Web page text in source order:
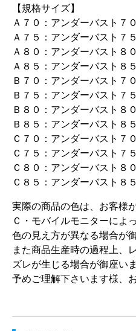
【規格サイズ】
Ａ７０：アンダーバスト７
Ａ７５：アンダーバスト７
Ａ８０：アンダーバスト８
Ａ８５：アンダーバスト８
Ｂ７０：アンダーバスト７
Ｂ７５：アンダーバスト７
Ｂ８０：アンダーバスト８
Ｂ８５：アンダーバスト８
Ｃ７０：アンダーバスト７
Ｃ７５：アンダーバスト７
Ｃ８０：アンダーバスト８
Ｃ８５：アンダーバスト８
実際の商品の色は、お客様
Ｃ・モバイルモニターによっ
色の見え方が異なる場合が
また商品生産時の過程上、
ズレが生じる場合が御座いま
予めご理解下さいます様、